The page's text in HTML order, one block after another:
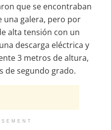
que se encontraban
una galera, pero por
alta tensión con un
descarga eléctrica y
3 metros de altura,
de segundo grado.